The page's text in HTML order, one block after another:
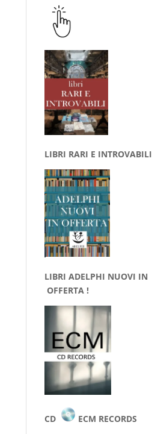
LIBRI RARI E INTROVABILI
LIBRI ADELPHI NUOVI IN
OFFERTA !
CD
ECM RECORDS